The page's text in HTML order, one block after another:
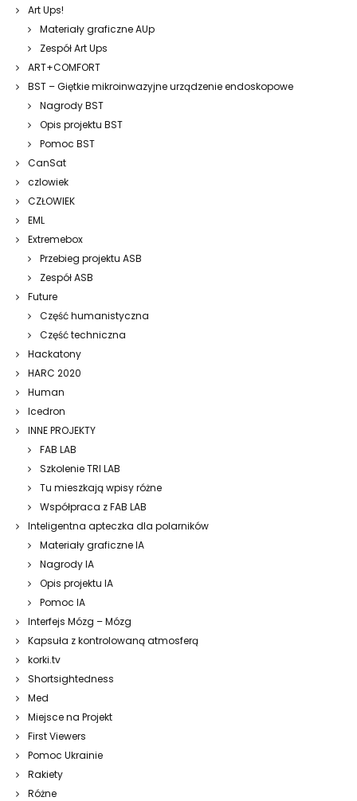
Art Ups!
Materiały graficzne AUp
Zespół Art Ups
ART+COMFORT
BST – Giętkie mikroinwazyjne urządzenie endoskopowe
Nagrody BST
Opis projektu BST
Pomoc BST
CanSat
czlowiek
CZŁOWIEK
EML
Extremebox
Przebieg projektu ASB
Zespół ASB
Future
Część humanistyczna
Część techniczna
Hackatony
HARC 2020
Human
Icedron
INNE PROJEKTY
FAB LAB
Szkolenie TRI LAB
Tu mieszkają wpisy różne
Współpraca z FAB LAB
Inteligentna apteczka dla polarników
Materiały graficzne IA
Nagrody IA
Opis projektu IA
Pomoc IA
Interfejs Mózg – Mózg
Kapsuła z kontrolowaną atmosferą
korki.tv
Shortsightedness
Med
Miejsce na Projekt
First Viewers
Pomoc Ukrainie
Rakiety
Różne